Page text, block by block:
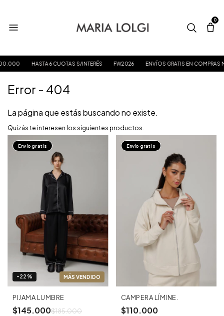
0
HASTA 6 CUOTAS S/INTERÉS FW2026 ENVÍOS GRATIS EN COMPRAS
Error - 404
La página que estás buscando no existe.
Quizás te interesen los siguientes productos.
Envío gratis
-22%
PIJAMA LUMBRE
$145.000$185.000
Envío gratis
CAMPERA LÍMINE.
$110.000